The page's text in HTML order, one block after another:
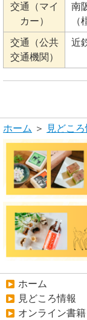
交通（マイ
カー）
南
交通（公共
交通機関）
近
ホーム ＞ 見どころ
ホーム
見どころ情報
オンライン書籍